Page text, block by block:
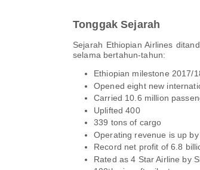
Tonggak Sejarah
Sejarah Ethiopian Airlines
selama bertahun-tahun:
Ethiopian milestone 2017/
Opened eight new
Carried 10.6 million
Uplifted 400
339 tons of cargo
Operating revenue is up by
Record net profit of 6.8
Rated as 4 Star Airline by